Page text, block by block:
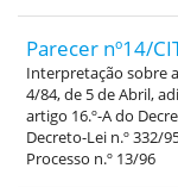
Parecer nº14/
Interpretação sobre a
4/84, de 5 de Abril,
artigo 16.º-A do
Decreto-Lei n.º 332/
Processo n.º 13/96